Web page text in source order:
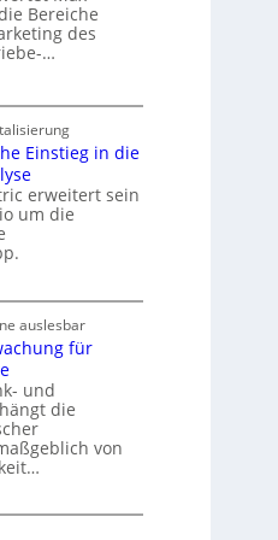
Bereiche
des
…
Einstieg in die
erweitert sein
um die
auslesbar
für
und
die
von